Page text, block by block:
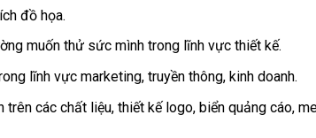
đồ họa.
muốn thử sức mình trong lĩnh vực thiết kế.
lĩnh vực marketing, truyền thông, kinh doanh.
trên các chất liệu, thiết kế logo, biển quảng cáo,